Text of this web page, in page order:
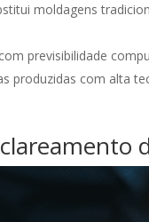
moldagens
previsibilidade
produzidas com alta